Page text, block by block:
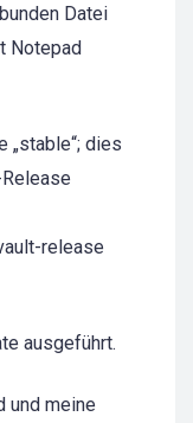
Datei
Notepad
„stable“; dies
release
ausgeführt.
und meine